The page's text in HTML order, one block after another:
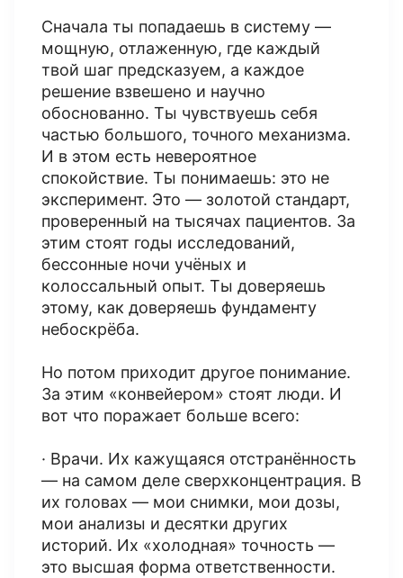
Сначала ты попадаешь в систему —
мощную, отлаженную, где каждый
твой шаг предсказуем, а каждое
решение взвешено и научно
обоснованно. Ты чувствуешь себя
частью большого, точного механизма.
И в этом есть невероятное
спокойствие. Ты понимаешь: это не
эксперимент. Это — золотой стандарт,
проверенный на тысячах пациентов. За
этим стоят годы исследований,
бессонные ночи учёных и
колоссальный опыт. Ты доверяешь
этому, как доверяешь фундаменту
небоскрёба.
Но потом приходит другое понимание.
За этим «конвейером» стоят люди. И
вот что поражает больше всего:
· Врачи. Их кажущаяся отстранённость
— на самом деле сверхконцентрация. В
их головах — мои снимки, мои дозы,
мои анализы и десятки других
историй. Их «холодная» точность —
это высшая форма ответственности.